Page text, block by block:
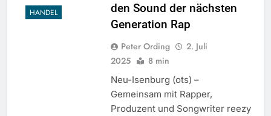
HANDEL
den Sound der nächsten
Generation Rap
Peter Ording
2. Juli
2025
8 min
Neu-Isenburg (ots) –
Gemeinsam mit Rapper,
Produzent und Songwriter reezy